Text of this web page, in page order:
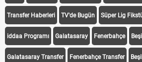
Transfer Haberleri TV'de Bugün Süper Lig
iddaa Programı Galatasaray Fenerbahçe
Galatasaray Transfer Fenerbahçe Transfer